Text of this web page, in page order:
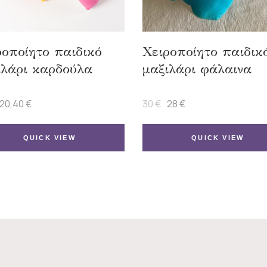
παιδικό
καρδούλα
Original
was:
20,40€
Η
τιμή
είναι:
20,40 €.
QUICK VIEW
Χειροποίητο
μαξιλάρι φάλαινα
30€ Original
was:
28€
Η
τιμή
QUICK VIEW